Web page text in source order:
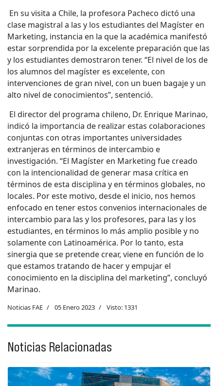
En su visita a Chile, la profesora Pacheco dictó una
clase magistral a las y los estudiantes del Magíster en
Marketing, instancia en la que la académica manifestó
estar sorprendida por la excelente preparación que las
y los estudiantes demostraron tener. “El nivel de los de
los alumnos del magíster es excelente, con
intervenciones de gran nivel, con un buen bagaje y un
alto nivel de conocimientos”, sentenció.
El director del programa chileno, Dr. Enrique Marinao,
indicó la importancia de realizar estas colaboraciones
conjuntas con otras importantes universidades
extranjeras en términos de intercambio e
investigación. “El Magíster en Marketing fue creado
con la intencionalidad de generar masa crítica en
términos de esta disciplina y en términos globales, no
locales. Por este motivo, desde el inicio, nos hemos
enfocado en tener estos convenios internacionales de
intercambio para las y los profesores, para las y los
estudiantes, en términos lo más amplio posible y no
solamente con Latinoamérica. Por lo tanto, esta
sinergia que se pretende crear, viene en función de lo
que estamos tratando de hacer y empujar el
conocimiento en la disciplina del marketing”, concluyó
Marinao.
Noticias FAE 05 Enero 2023 Visto: 1331
Noticias Relacionadas